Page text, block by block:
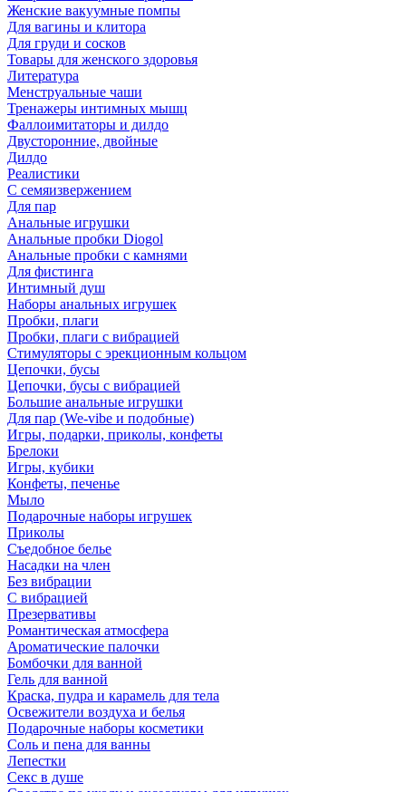
Женские вакуумные помпы
Для вагины и клитора
Для груди и сосков
Товары для женского здоровья
Литература
Менструальные чаши
Тренажеры интимных мышц
Фаллоимитаторы и дилдо
Двусторонние, двойные
Дилдо
Реалистики
С семяизвержением
Для пар
Анальные игрушки
Анальные пробки Diogol
Анальные пробки с камнями
Для фистинга
Интимный душ
Наборы анальных игрушек
Пробки, плаги
Пробки, плаги с вибрацией
Стимуляторы с эрекционным кольцом
Цепочки, бусы
Цепочки, бусы с вибрацией
Большие анальные игрушки
Для пар (We-vibe и подобные)
Игры, подарки, приколы, конфеты
Брелоки
Игры, кубики
Конфеты, печенье
Мыло
Подарочные наборы игрушек
Приколы
Съедобное белье
Насадки на член
Без вибрации
С вибрацией
Презервативы
Романтическая атмосфера
Ароматические палочки
Бомбочки для ванной
Гель для ванной
Краска, пудра и карамель для тела
Освежители воздуха и белья
Подарочные наборы косметики
Соль и пена для ванны
Лепестки
Секс в душе